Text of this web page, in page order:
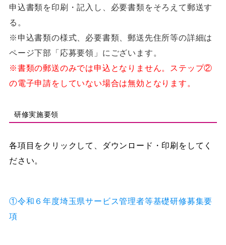
申込書類を印刷・記入し、必要書類をそろえて郵送す
る。
※申込書類の様式、必要書類、郵送先住所等の詳細は
ページ下部「応募要領」にございます。
※書類の郵送のみでは申込となりません。ステップ②
の電子申請をしていない場合は無効となります。
研修実施要領
各項目をクリックして、ダウンロード・印刷をしてく
ださい。
①令和６年度埼玉県サービス管理者等基礎研修募集要
項